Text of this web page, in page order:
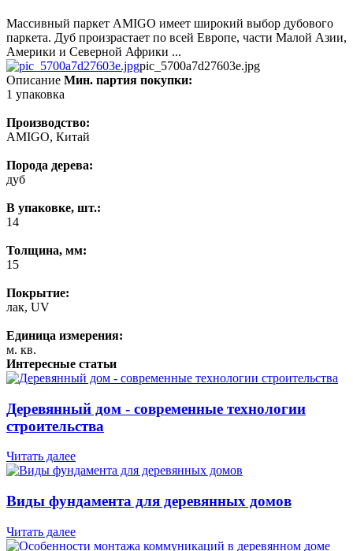
Массивный паркет AMIGO имеет широкий выбор дубового
паркета. Дуб произрастает по всей Европе, части Малой Азии,
Америки и Северной Африки ...
pic_5700a7d27603e.jpg
Описание Мин. партия покупки:
1 упаковка
Производство:
AMIGO, Китай
Порода дерева:
дуб
В упаковке, шт.:
14
Толщина, мм:
15
Покрытие:
лак, UV
Единица измерения:
м. кв.
Интересные статьи
Деревянный дом - современные технологии
строительства
Читать далее
Виды фундамента для деревянных домов
Читать далее